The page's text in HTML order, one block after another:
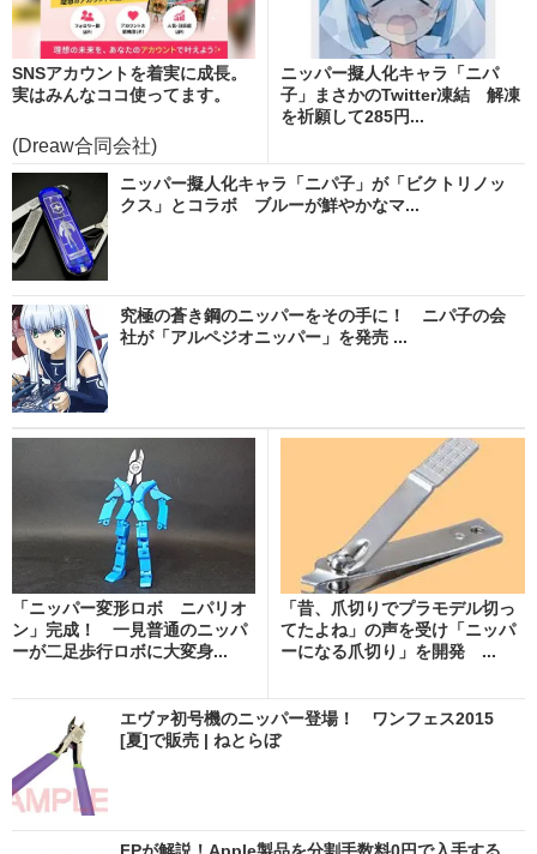
SNSアカウントを着実に成長。
実はみんなココ使ってます。
(Dreaw合同会社)
ニッパー擬人化キャラ「ニパ
子」まさかのTwitter凍結 解凍
を祈願して285円...
ニッパー擬人化キャラ「ニパ子」が「ビクトリノッ
クス」とコラボ ブルーが鮮やかなマ...
究極の蒼き鋼のニッパーをその手に！ ニパ子の会
社が「アルペジオニッパー」を発売 ...
「ニッパー変形ロボ ニパリオ
ン」完成！ 一見普通のニッパ
ーが二足歩行ロボに大変身...
「昔、爪切りでプラモデル切っ
てたよね」の声を受け「ニッパ
ーになる爪切り」を開発 ...
エヴァ初号機のニッパー登場！ ワンフェス2015
[夏]で販売 | ねとらぼ